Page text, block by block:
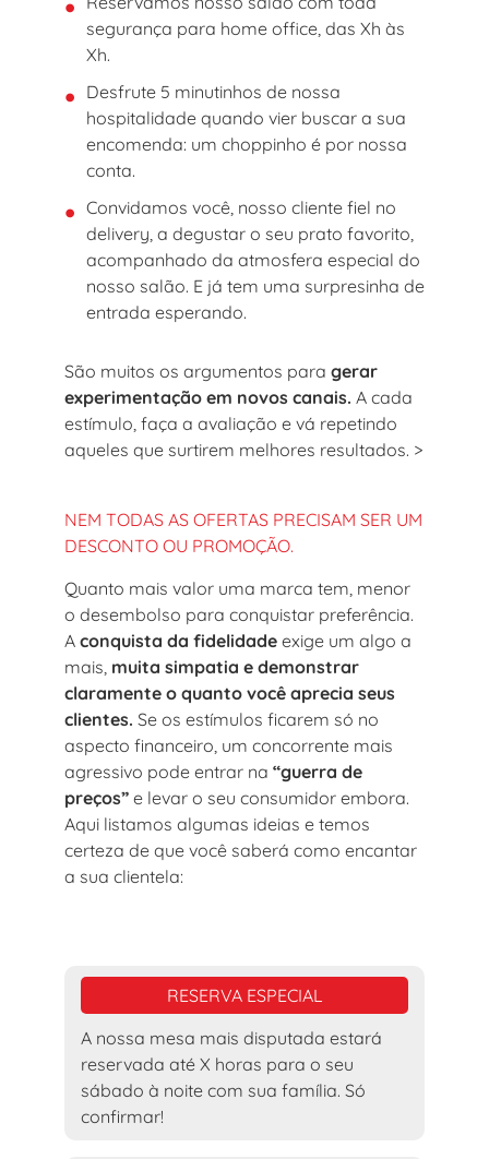
segurança para home office, das Xh às
Xh.
Desfrute 5 minutinhos de nossa
hospitalidade quando vier buscar a sua
encomenda: um choppinho é por nossa
conta.
Convidamos você, nosso cliente fiel no
delivery, a degustar o seu prato favorito,
acompanhado da atmosfera especial do
nosso salão. E já tem uma surpresinha de
entrada esperando.
São muitos os argumentos para gerar
experimentação em novos canais. A cada
estímulo, faça a avaliação e vá repetindo
aqueles que surtirem melhores resultados. >
NEM TODAS AS OFERTAS PRECISAM SER UM
DESCONTO OU PROMOÇÃO.
Quanto mais valor uma marca tem, menor
o desembolso para conquistar preferência.
A conquista da fidelidade exige um algo a
mais, muita simpatia e demonstrar
claramente o quanto você aprecia seus
clientes. Se os estímulos ficarem só no
aspecto financeiro, um concorrente mais
agressivo pode entrar na “guerra de
preços” e levar o seu consumidor embora.
Aqui listamos algumas ideias e temos
certeza de que você saberá como encantar
a sua clientela:
RESERVA ESPECIAL
A nossa mesa mais disputada estará
reservada até X horas para o seu
sábado à noite com sua família. Só
confirmar!